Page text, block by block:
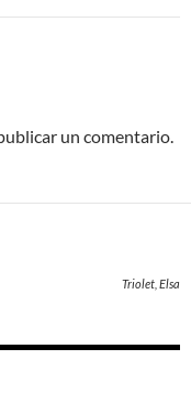
un comentario.
Triolet, Elsa